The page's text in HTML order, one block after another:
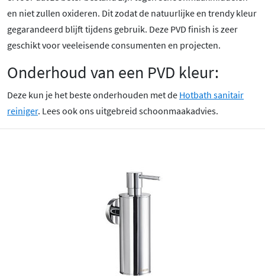
en niet zullen oxideren. Dit zodat de natuurlijke en trendy kleur
gegarandeerd blijft tijdens gebruik. Deze PVD finish is zeer
geschikt voor veeleisende consumenten en projecten.
Onderhoud van een PVD kleur:
Deze kun je het beste onderhouden met de Hotbath sanitair
reiniger. Lees ook ons uitgebreid schoonmaakadvies.